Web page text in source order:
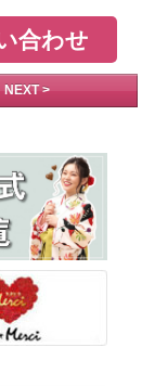
合わせ
NEXT >